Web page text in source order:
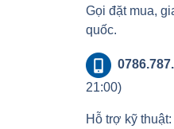
Gọi đặt mua,
quốc.
21:00)
Hỗ trợ kỹ thuật: